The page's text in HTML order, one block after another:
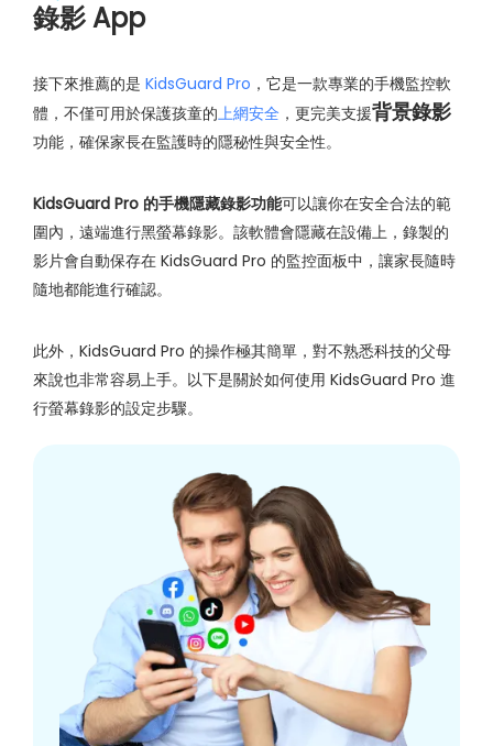
錄影 App
接下來推薦的是 KidsGuard Pro ，它是一款專業的手機監控軟
體，不僅可用於保護孩童的上網安全 ，更完美支援背景錄影
功能，確保家長在監護時的隱秘性與安全性。
KidsGuard Pro 的手機隱藏錄影功能可以讓你在安全合法的範
圍內，遠端進行黑螢幕錄影。該軟體會隱藏在設備上，錄製的
影片會自動保存在 KidsGuard Pro 的監控面板中，讓家長隨時
隨地都能進行確認。
此外，KidsGuard Pro 的操作極其簡單，對不熟悉科技的父母
來說也非常容易上手。以下是關於如何使用 KidsGuard Pro 進
行螢幕錄影的設定步驟。